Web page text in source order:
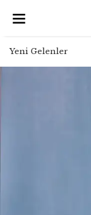
Yeni Gelenler